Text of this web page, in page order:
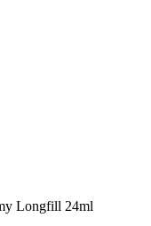
Longfill 24ml